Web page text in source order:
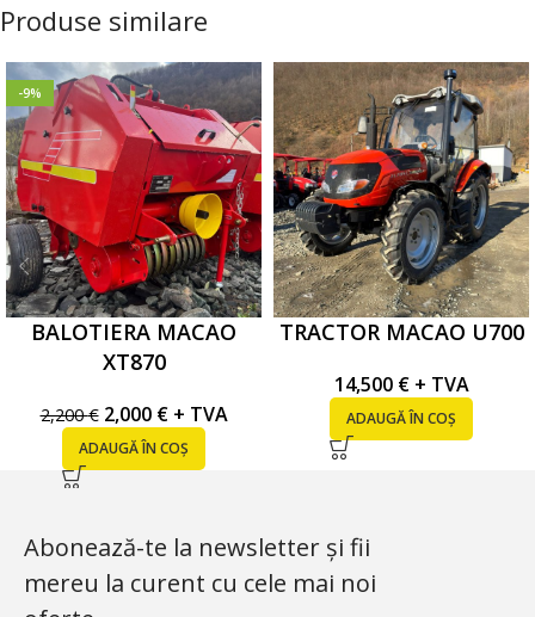
Produse similare
-9%
BALOTIERA MACAO
XT870
2,200€ 2,000 € + TVA
ADAUGĂ ÎN COȘ
TRACTOR MACAO U700
14,500 € + TVA
ADAUGĂ ÎN COȘ
Abonează-te la newsletter și fii
mereu la curent cu cele mai noi